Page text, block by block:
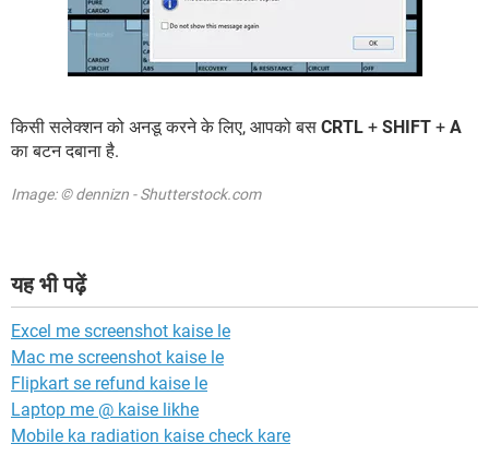
किसी सलेक्शन को अनडू करने के लिए, आपको बस CRTL + SHIFT + A
का बटन दबाना है.
Image: © dennizn - Shutterstock.com
यह भी पढ़ें
Excel me screenshot kaise le
Mac me screenshot kaise le
Flipkart se refund kaise le
Laptop me @ kaise likhe
Mobile ka radiation kaise check kare